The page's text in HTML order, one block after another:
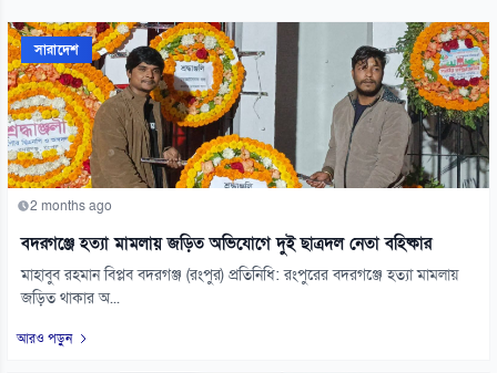
সারাদেশ
2 months ago
বদরগঞ্জে হত্যা মামলায় জড়িত অভিযোগে দুই ছাত্রদল নেতা বহিষ্কার
মাহাবুব রহমান বিপ্লব বদরগঞ্জ (রংপুর) প্রতিনিধি: রংপুরের বদরগঞ্জে হত্যা মামলায়
জড়িত থাকার অ...
আরও পড়ুন